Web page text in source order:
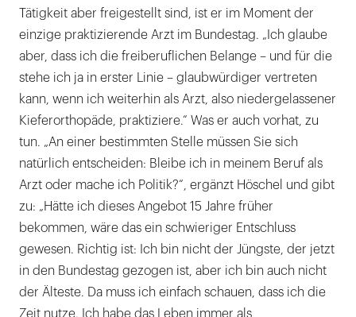
Tätigkeit aber freigestellt sind, ist er im Moment der
einzige praktizierende Arzt im Bundestag. „Ich glaube
aber, dass ich die freiberuflichen Belange – und für die
stehe ich ja in erster Linie – glaubwürdiger vertreten
kann, wenn ich weiterhin als Arzt, also niedergelassener
Kieferorthopäde, praktiziere.“ Was er auch vorhat, zu
tun. „An einer bestimmten Stelle müssen Sie sich
natürlich entscheiden: Bleibe ich in meinem Beruf als
Arzt oder mache ich Politik?“, ergänzt Höschel und gibt
zu: „Hätte ich dieses Angebot 15 Jahre früher
bekommen, wäre das ein schwieriger Entschluss
gewesen. Richtig ist: Ich bin nicht der Jüngste, der jetzt
in den Bundestag gezogen ist, aber ich bin auch nicht
der Älteste. Da muss ich einfach schauen, dass ich die
Zeit nutze. Ich habe das Leben immer als